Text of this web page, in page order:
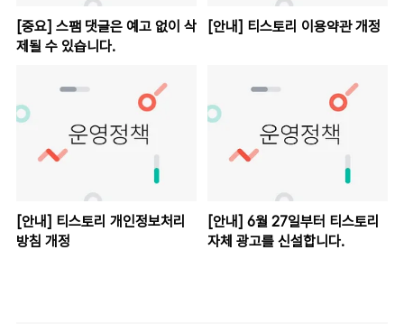
[중요] 스팸 댓글은 예고 없이 삭
제될 수 있습니다.
[안내] 티스토리 이용약관 개정
[안내] 티스토리 개인정보처리
방침 개정
[안내] 6월 27일부터 티스토리
자체 광고를 신설합니다.